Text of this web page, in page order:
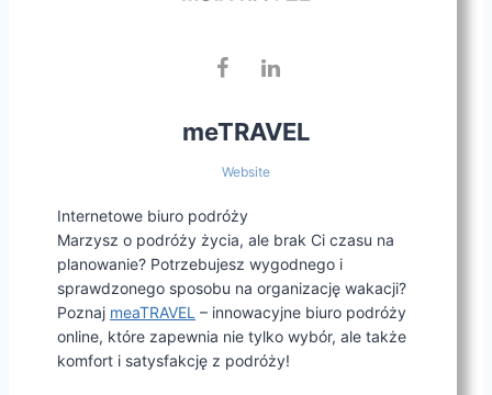
meTRAVEL
Website
Internetowe biuro podróży
Marzysz o podróży życia, ale brak Ci czasu na
planowanie? Potrzebujesz wygodnego i
sprawdzonego sposobu na organizację wakacji?
Poznaj meaTRAVEL – innowacyjne biuro podróży
online, które zapewnia nie tylko wybór, ale także
komfort i satysfakcję z podróży!